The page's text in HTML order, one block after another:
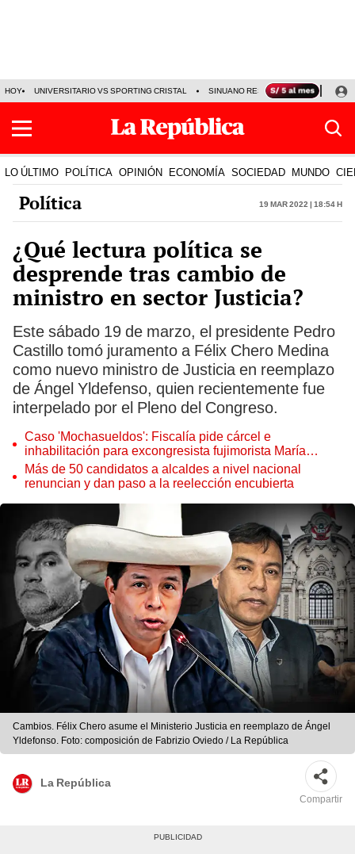
HOY UNIVERSITARIO VS SPORTING CRISTAL SINUANO RESULTADOS HOY
LO ÚLTIMO POLÍTICA OPINIÓN ECONOMÍA SOCIEDAD MUNDO
Política 19 Mar 2022 | 18:54 h
¿Qué lectura política se
desprende tras cambio de
ministro en sector Justicia?
Este sábado 19 de marzo, el presidente Pedro
Castillo tomó juramento a Félix Chero Medina
como nuevo ministro de Justicia en reemplazo
de Ángel Yldefenso, quien recientemente fue
interpelado por el Pleno del Congreso.
Caso 'Mochasueldos': Fiscalía pide cárcel e
inhabilitación para excongresista fujimorista María
Cordero Jon Tay
Más de 50 candidatos a alcaldes a nivel nacional
renuncian y dan paso a la reelección encubierta
Cambios. Félix Chero asume el Ministerio Justicia en reemplazo de Ángel
Yldefonso. Foto: composición de Fabrizio Oviedo / La República
La República
Compartir